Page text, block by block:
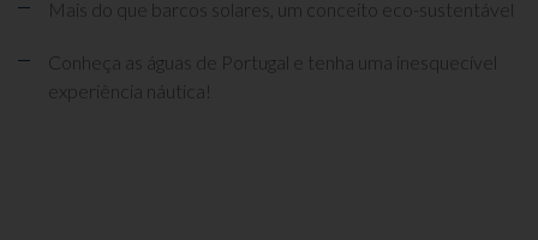
Mais do que barcos solares, um conceito eco-sustentável
Conheça as águas de Portugal e tenha uma inesquecível
experiência náutica!